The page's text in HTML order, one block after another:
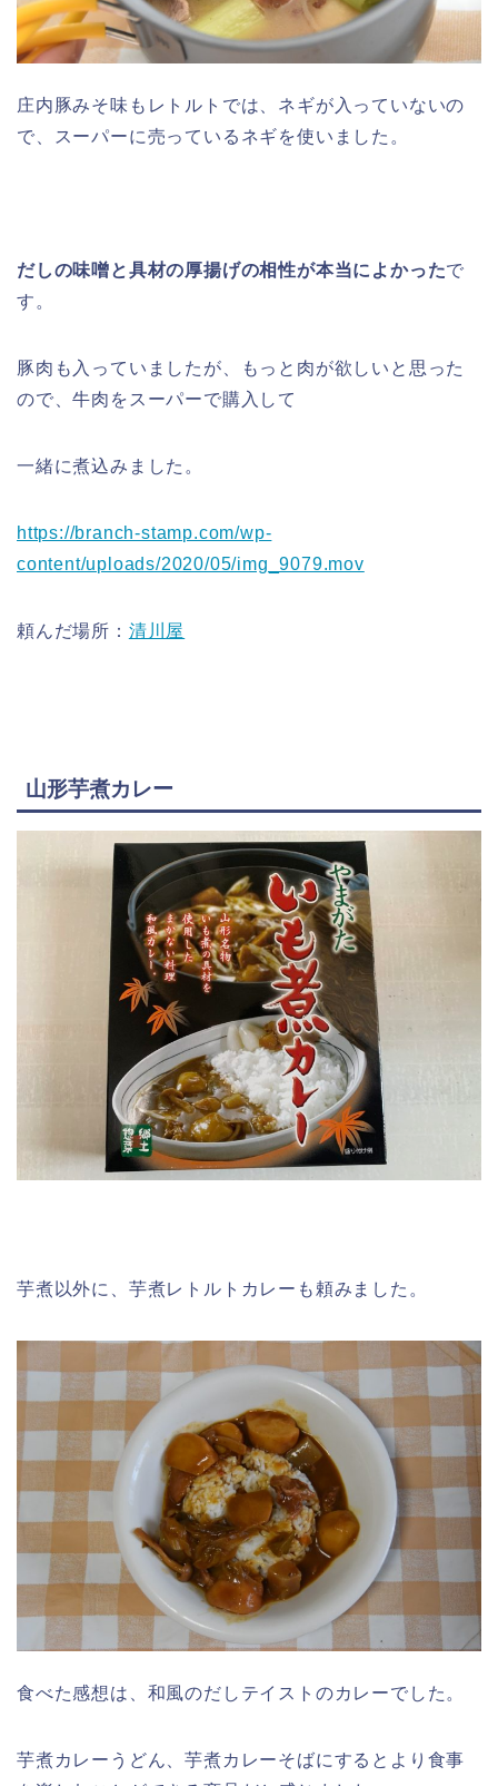
庄内豚みそ味もレトルトでは、ネギが入っていないの
で、スーパーに売っているネギを使いました。
だしの味噌と具材の厚揚げの相性が本当によかったで
す。
豚肉も入っていましたが、もっと肉が欲しいと思った
ので、牛肉をスーパーで購入して
一緒に煮込みました。
https://branch-stamp.com/wp-
content/uploads/2020/05/img_9079.mov
頼んだ場所： 清川屋
山形芋煮カレー
芋煮以外に、芋煮レトルトカレーも頼みました。
食べた感想は、和風のだしテイストのカレーでした。
芋煮カレーうどん、芋煮カレーそばにするとより食事